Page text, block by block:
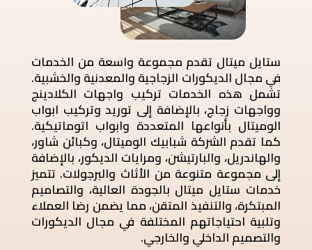
ستايل ميتال تقدم مجموعة واسعة من الخدمات
في مجال الديكورات الزجاجية والمعدنية والخشبية.
تشمل هذه الخدمات تركيب واجهات الكلادينج
وواجهات زجاج، بالإضافة إلى توريد وتركيب ابواب
الوميتال بأنواعها المتعددة وابواب اتوماتيكية.
كما تقدم الشركة شبابيك الوميتال، وكبائن شاور،
والهاندريل، والبارتيشن، ومرايات الديكور، بالإضافة
إلى مجموعة متنوعة من الأثاث والبرجولات. تتميز
خدمات ستايل ميتال بالجودة العالية، والتصاميم
المبتكرة، والتنفيذ المتقن، مما يضمن رضا العملاء
وتلبية احتياجاتهم المختلفة في مجال الديكورات
والتصميم الداخلي والخارجي.